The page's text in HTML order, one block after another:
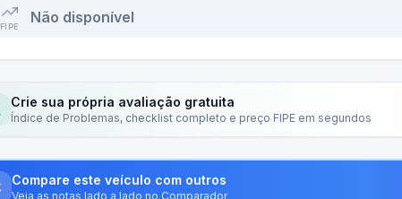
FIPE
Não disponível
Crie sua própria avaliação gratuita
Índice de Problemas, checklist completo e preço FIPE em segundos
Compare este veículo com outros
Veja as notas lado a lado no Comparador